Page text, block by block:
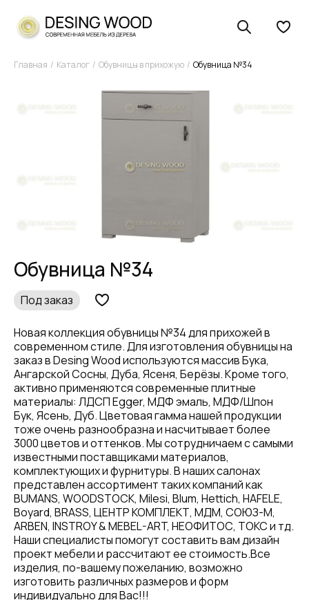
Главная Каталог Обувницы в прихожую Обувница №34
Обувница №34
Под заказ
Новая коллекция обувницы №34 для прихожей в
современном стиле. Для изготовления обувницы на
заказ в Desing Wood используются массив Бука,
Ангарской Сосны, Дуба, Ясеня, Берёзы. Кроме того,
активно применяются современные плитные
материалы: ЛДСП Egger, МДФ эмаль, МДФ/Шпон
Бук, Ясень, Дуб. Цветовая гамма нашей продукции
тоже очень разнообразна и насчитывает более
3000 цветов и оттенков. Мы сотрудничаем с самыми
известными поставщиками материалов,
комплектующих и фурнитуры. В наших салонах
представлен ассортимент таких компаний как
BUMANS, WOODSTOCK, Milesi, Blum, Hettich, HAFELE,
Boyard, BRASS, ЦЕНТР КОМПЛЕКТ, МДМ, СОЮЗ-М,
ARBEN, INSTROY & MEBEL-ART, НЕОФИТОС, ТОКС и тд.
Наши специалисты помогут составить вам дизайн
проект мебели и рассчитают ее стоимость.Все
изделия, по-вашему пожеланию, возможно
изготовить различных размеров и форм
индивидуально для Вас!!!